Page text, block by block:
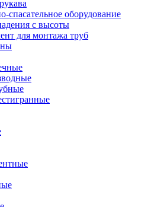
спасательное оборудование
с высоты
для монтажа труб